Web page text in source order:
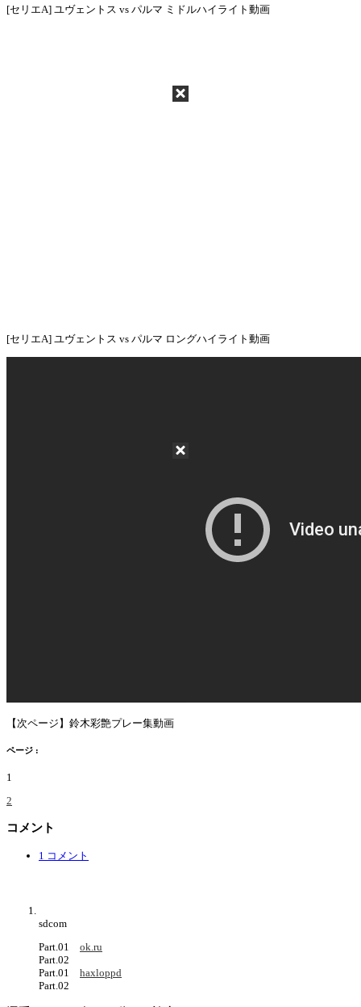
[セリエA] ユヴェントス vs パルマ ミドルハイライト動画
[セリエA] ユヴェントス vs パルマ ロングハイライト動画
【次ページ】鈴木彩艶プレー集動画
ページ :
1
2
コメント
1 コメント
sdcom
Part.01 ok.ru
Part.02
Part.01 haxloppd
Part.02